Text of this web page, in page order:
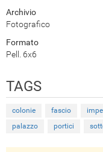
Archivio
Fotografico
Formato
Pell. 6x6
TAGS
colonie fascio
palazzo
portici